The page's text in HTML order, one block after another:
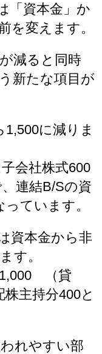
「資本金」か
を変えます。
減ると同時
新たな項目が
に減りま
会社株式600
連結B/Sの資
ています。
資本金から非
す。
1,000 （貸
主持分400と
れやすい部